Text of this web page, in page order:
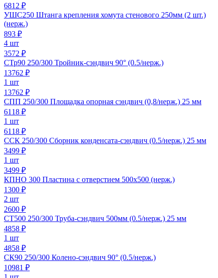
6812 ₽
УШС250 Штанга крепления хомута стенового 250мм (2 шт.)
(нерж.)
893 ₽
4 шт
3572 ₽
СТр90 250/300 Тройник-сэндвич 90° (0.5/нерж.)
13762 ₽
1 шт
13762 ₽
СПП 250/300 Площадка опорная сэндвич (0,8/нерж.) 25 мм
6118 ₽
1 шт
6118 ₽
ССК 250/300 Сборник конденсата-сэндвич (0.5/нерж.) 25 мм
3499 ₽
1 шт
3499 ₽
КПНО 300 Пластина с отверстием 500х500 (нерж.)
1300 ₽
2 шт
2600 ₽
СТ500 250/300 Труба-сэндвич 500мм (0.5/нерж.) 25 мм
4858 ₽
1 шт
4858 ₽
СК90 250/300 Колено-сэндвич 90° (0.5/нерж.)
10981 ₽